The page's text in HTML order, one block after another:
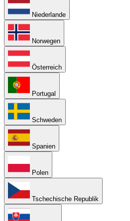
Niederlande
Norwegen
Österreich
Portugal
Schweden
Spanien
Polen
Tschechische Republik